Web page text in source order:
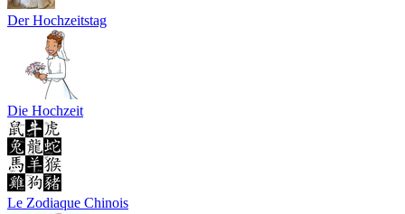
Der Hochzeitstag
Die Hochzeit
Le Zodiaque Chinois